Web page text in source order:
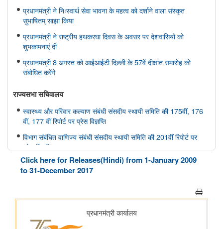
प्रधानमंत्री ने निःस्वार्थ सेवा भावना के महत्व को दर्शाने वाला संस्कृत
सुभाषितम् साझा किया
प्रधानमंत्री ने राष्ट्रीय हथकरघा दिवस के अवसर पर देशवासियों को
शुभकामनाएं दीं
प्रधानमंत्री 8 अगस्त को आईआईटी दिल्ली के 57वें दीक्षांत समारोह को
संबोधित करेंगे
राज्यसभा सचिवालय
स्वास्थ्य और परिवार कल्याण संबंधी संसदीय स्थायी समिति की 175वीं, 176
वीं, 177 वीं रिपोर्ट पर प्रेस विज्ञप्ति
विभाग संबंधित वाणिज्य संबंधी संसदीय स्थायी समिति की 201वीं रिपोर्ट पर
प्रेस विज्ञप्ति
राज्यसभा के सभापति द्वारा ऐतिहासिक भारत छोड़ो आंदोलन की 84वीं वर्षगांठ
पर दिए गए भाषण का मूल पाठ
सोवा-रिग्पा को वैश्विक स्तर पर मान्यता प्राप्त साक्ष्य-आधारित स्वास्थ्य सेवा
प्रणाली के रूप में उभरना चाहिए: केंद्रीय मंत्री श्री प्रतापराव जाधव
Click here for Releases(Hindi) from 1-January 2009
to 31-December 2017